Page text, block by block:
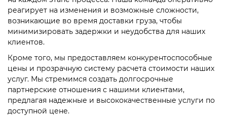
реагирует на изменения и возможные сложности,
возникающие во время доставки груза, чтобы
минимизировать задержки и неудобства для наших
клиентов.
Кроме того, мы предоставляем конкурентоспособные
цены и прозрачную систему расчета стоимости наших
услуг. Мы стремимся создать долгосрочные
партнерские отношения с нашими клиентами,
предлагая надежные и высококачественные услуги по
доступной цене.